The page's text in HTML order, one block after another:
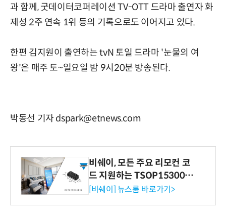
과 함께, 굿데이터코퍼레이션 TV-OTT 드라마 출연자 화
제성 2주 연속 1위 등의 기록으로도 이어지고 있다.
한편 김지원이 출연하는 tvN 토일 드라마 '눈물의 여
왕'은 매주 토~일요일 밤 9시20분 방송된다.
박동선 기자 dspark@etnews.com
비쉐이, 모든 주요 리모컨 코
드 지원하는 TSOP15300 시
리즈 IR 수신기 출시
[비쉐이] 뉴스룸 바로가기>